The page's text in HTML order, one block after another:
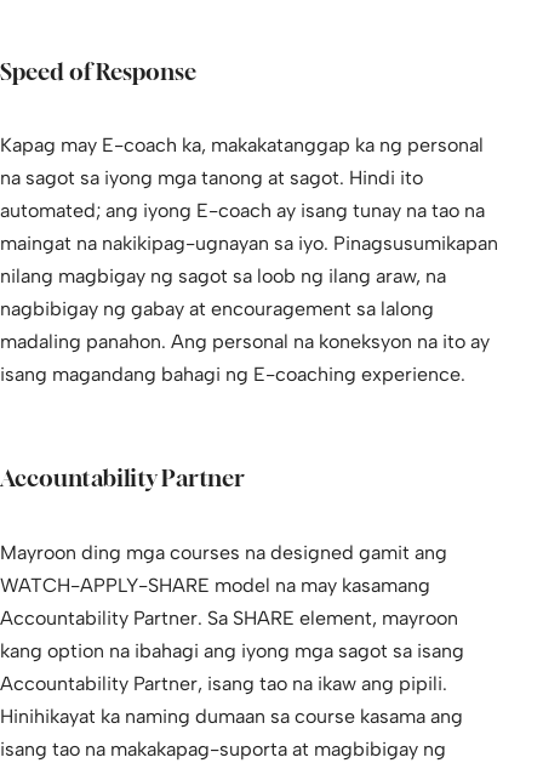
Speed of Response
Kapag may E-coach ka, makakatanggap ka ng personal
na sagot sa iyong mga tanong at sagot. Hindi ito
automated; ang iyong E-coach ay isang tunay na tao na
maingat na nakikipag-ugnayan sa iyo. Pinagsusumikapan
nilang magbigay ng sagot sa loob ng ilang araw, na
nagbibigay ng gabay at encouragement sa lalong
madaling panahon. Ang personal na koneksyon na ito ay
isang magandang bahagi ng E-coaching experience.
Accountability Partner
Mayroon ding mga courses na designed gamit ang
WATCH-APPLY-SHARE model na may kasamang
Accountability Partner. Sa SHARE element, mayroon
kang option na ibahagi ang iyong mga sagot sa isang
Accountability Partner, isang tao na ikaw ang pipili.
Hinihikayat ka naming dumaan sa course kasama ang
isang tao na makakapag-suporta at magbibigay ng